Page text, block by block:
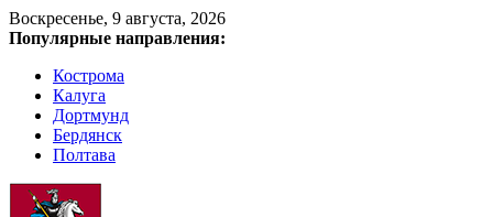
Воскресенье, 9 августа, 2026
Популярные направления:
Кострома
Калуга
Дортмунд
Бердянск
Полтава